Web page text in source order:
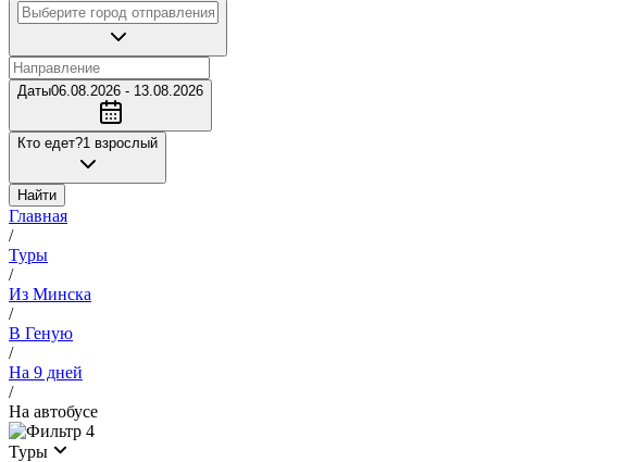
Даты06.08.2026 - 13.08.2026
Кто едет?1 взрослый
Найти
Главная
/
Туры
/
Из Минска
/
В Геную
/
На 9 дней
/
На автобусе
4
Туры